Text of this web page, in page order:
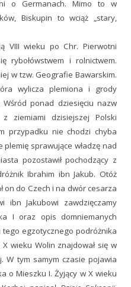
o Germanach. Mimo to w
Biskupin to wciąż „stary,
VIII wieku po Chr. Pierwotni
rybołówstwem i rolnictwem.
w tzw. Geografie Bawarskim.
wylicza plemiona i grody
Wśród ponad dziesięciu nazw
z ziemiami dzisiejszej Polski
przypadku nie chodzi chyba
sprawujące władzę nad
pozostawił pochodzący z
Ibrahim ibn Jakub. Otóż
on do Czech i na dwór cesarza
ibn Jakubowi zawdzięczamy
I oraz opis domniemanych
egzotycznego podróżnika
wieku Wolin znajdował się w
W tym samym czasie pojawia
o Mieszku I. Żyjący w X wieku